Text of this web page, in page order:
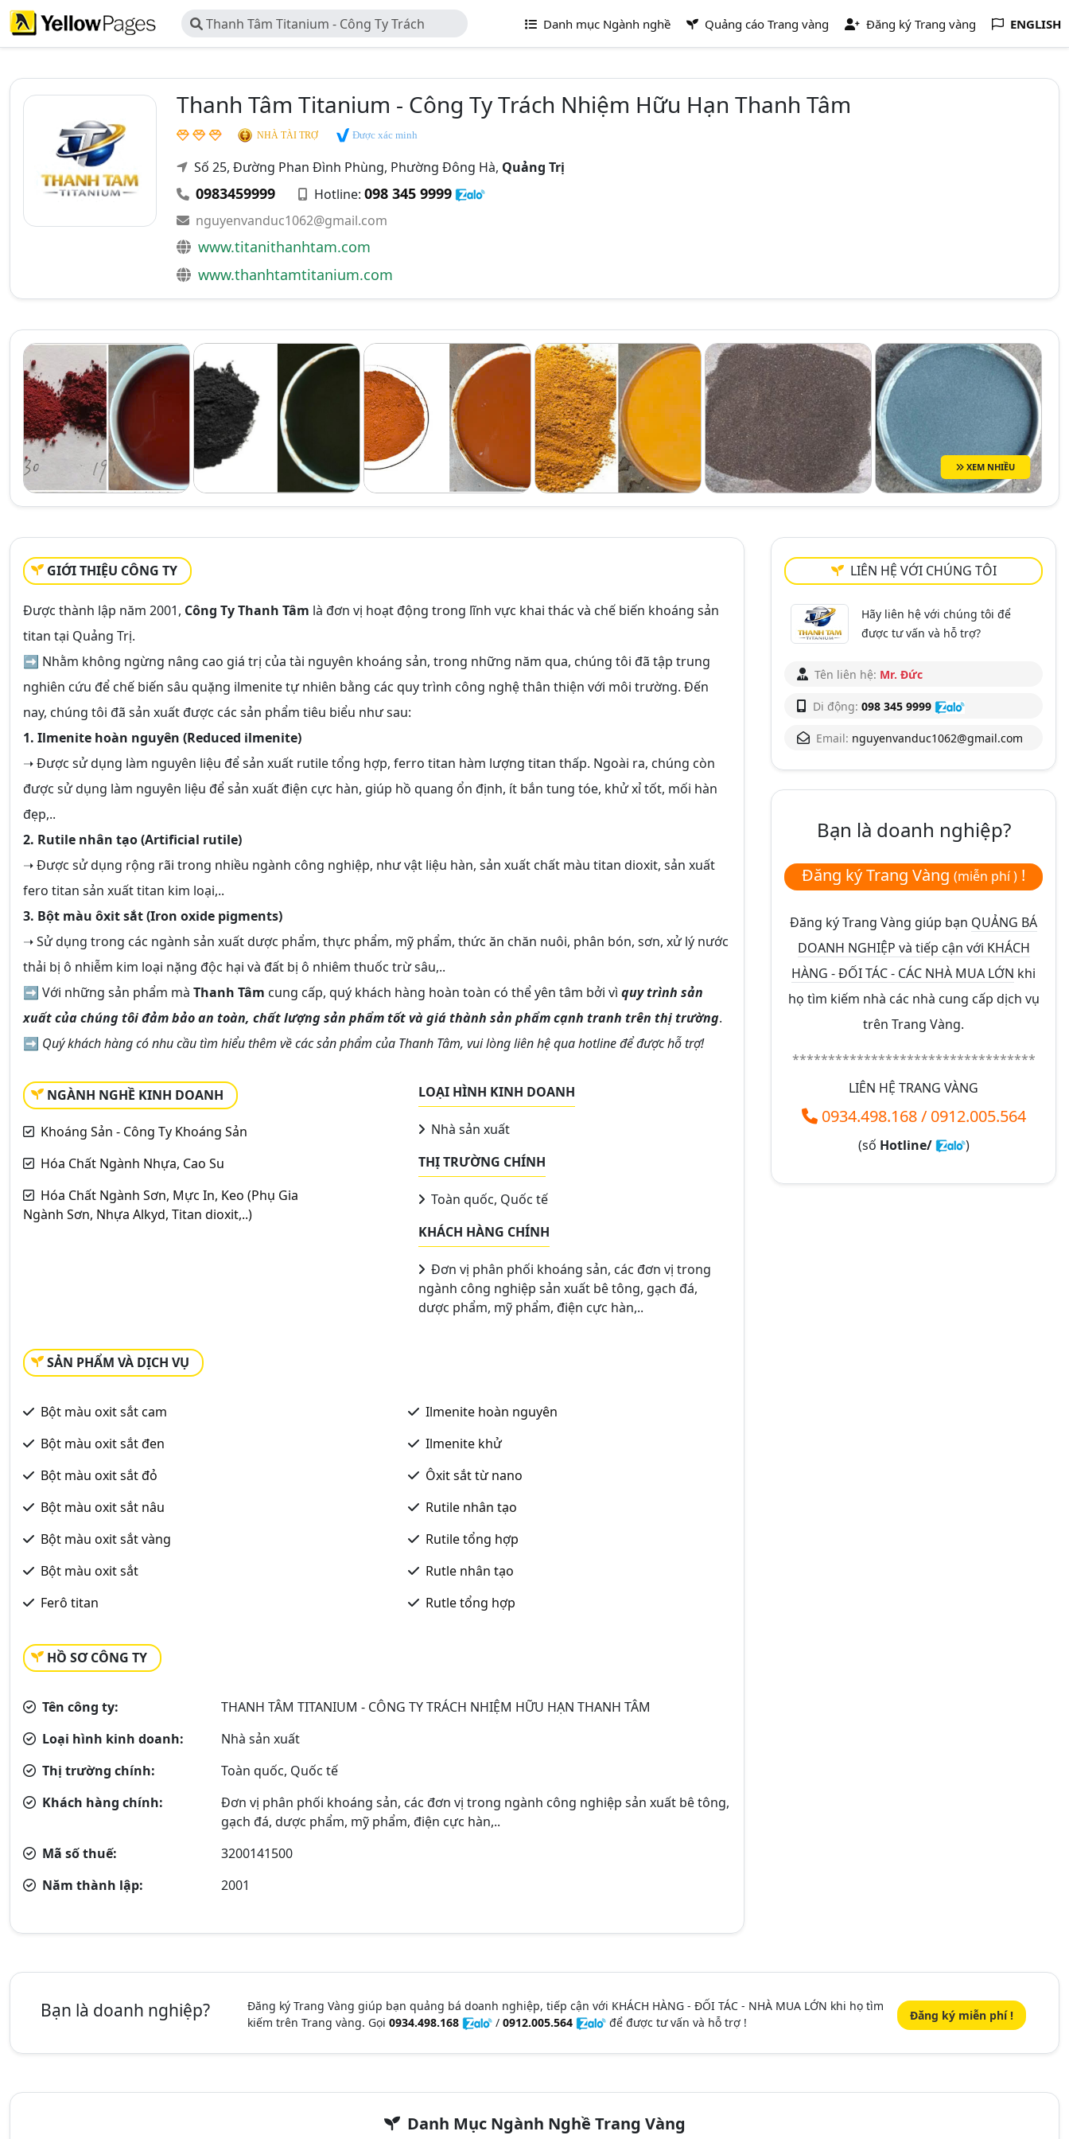
Thanh Tâm Titanium - Công Ty Trách
Nhiệm Hữu Hạn Thanh Tâm
Danh mục Ngành nghề Quảng cáo Trang vàng Đăng ký Trang vàng ENGLISH
Thanh Tâm Titanium - Công Ty Trách Nhiệm Hữu Hạn Thanh Tâm
NHÀ TÀI TRỢ Được xác minh
Số 25, Đường Phan Đình Phùng, Phường Đông Hà, Quảng Trị
0983459999 Hotline: 098 345 9999
nguyenvanduc1062@gmail.com
www.titanithanhtam.com
www.thanhtamtitanium.com
XEM NHIỀU
GIỚI THIỆU CÔNG TY
Được thành lập năm 2001, Công Ty Thanh Tâm là đơn vị hoạt động trong lĩnh vực khai thác và chế biến khoáng sản
titan tại Quảng Trị.
➡ Nhằm không ngừng nâng cao giá trị của tài nguyên khoáng sản, trong những năm qua, chúng tôi đã tập trung
nghiên cứu để chế biến sâu quặng ilmenite tự nhiên bằng các quy trình công nghệ thân thiện với môi trường. Đến
nay, chúng tôi đã sản xuất được các sản phẩm tiêu biểu như sau:
1. Ilmenite hoàn nguyên (Reduced ilmenite)
➝ Được sử dụng làm nguyên liệu để sản xuất rutile tổng hợp, ferro titan hàm lượng titan thấp. Ngoài ra, chúng còn
được sử dụng làm nguyên liệu để sản xuất điện cực hàn, giúp hồ quang ổn định, ít bắn tung tóe, khử xỉ tốt, mối hàn
đẹp,..
2. Rutile nhân tạo (Artificial rutile)
➝ Được sử dụng rộng rãi trong nhiều ngành công nghiệp, như vật liệu hàn, sản xuất chất màu titan dioxit, sản xuất
fero titan sản xuất titan kim loại,..
3. Bột màu ôxit sắt (Iron oxide pigments)
➝ Sử dụng trong các ngành sản xuất dược phẩm, thực phẩm, mỹ phẩm, thức ăn chăn nuôi, phân bón, sơn, xử lý nước
thải bị ô nhiễm kim loại nặng độc hại và đất bị ô nhiêm thuốc trừ sâu,..
➡ Với những sản phẩm mà Thanh Tâm cung cấp, quý khách hàng hoàn toàn có thể yên tâm bởi vì quy trình sản
xuất của chúng tôi đảm bảo an toàn, chất lượng sản phẩm tốt và giá thành sản phẩm cạnh tranh trên thị trường.
➡ Quý khách hàng có nhu cầu tìm hiểu thêm về các sản phẩm của Thanh Tâm, vui lòng liên hệ qua hotline để được hỗ trợ!
NGÀNH NGHỀ KINH DOANH
Khoáng Sản - Công Ty Khoáng Sản
Hóa Chất Ngành Nhựa, Cao Su
Hóa Chất Ngành Sơn, Mực In, Keo (Phụ Gia
Ngành Sơn, Nhựa Alkyd, Titan dioxit,..)
LOẠI HÌNH KINH DOANH
Nhà sản xuất
THỊ TRƯỜNG CHÍNH
Toàn quốc, Quốc tế
KHÁCH HÀNG CHÍNH
Đơn vị phân phối khoáng sản, các đơn vị trong
ngành công nghiệp sản xuất bê tông, gạch đá,
dược phẩm, mỹ phẩm, điện cực hàn,..
SẢN PHẨM VÀ DỊCH VỤ
Bột màu oxit sắt cam
Bột màu oxit sắt đen
Bột màu oxit sắt đỏ
Bột màu oxit sắt nâu
Bột màu oxit sắt vàng
Bột màu oxit sắt
Ferô titan
Ilmenite hoàn nguyên
Ilmenite khử
Ôxit sắt từ nano
Rutile nhân tạo
Rutile tổng hợp
Rutle nhân tạo
Rutle tổng hợp
HỒ SƠ CÔNG TY
Tên công ty:
THANH TÂM TITANIUM - CÔNG TY TRÁCH NHIỆM HỮU HẠN THANH TÂM
Loại hình kinh doanh:
Nhà sản xuất
Thị trường chính:
Toàn quốc, Quốc tế
Khách hàng chính:
Đơn vị phân phối khoáng sản, các đơn vị trong ngành công nghiệp sản xuất bê tông,
gạch đá, dược phẩm, mỹ phẩm, điện cực hàn,..
Mã số thuế:
3200141500
Năm thành lập:
2001
LIÊN HỆ VỚI CHÚNG TÔI
Hãy liên hệ với chúng tôi để
được tư vấn và hỗ trợ?
Tên liên hệ: Mr. Đức
Di động: 098 345 9999
Email: nguyenvanduc1062@gmail.com
Bạn là doanh nghiệp?
Đăng ký Trang Vàng (miễn phí ) !
Đăng ký Trang Vàng giúp bạn QUẢNG BÁ
DOANH NGHIỆP và tiếp cận với KHÁCH
HÀNG - ĐỐI TÁC - CÁC NHÀ MUA LỚN khi
họ tìm kiếm nhà các nhà cung cấp dịch vụ
trên Trang Vàng.
**********************************
LIÊN HỆ TRANG VÀNG
0934.498.168/ 0912.005.564
(số Hotline/ )
Bạn là doanh nghiệp?
Đăng ký Trang Vàng giúp bạn quảng bá doanh nghiệp, tiếp cận với KHÁCH HÀNG - ĐỐI TÁC - NHÀ MUA LỚN khi họ tìm
kiếm trên Trang vàng. Gọi 0934.498.168 / 0912.005.564 để được tư vấn và hỗ trợ ! Đăng ký miễn phí !
Danh Mục Ngành Nghề Trang Vàng